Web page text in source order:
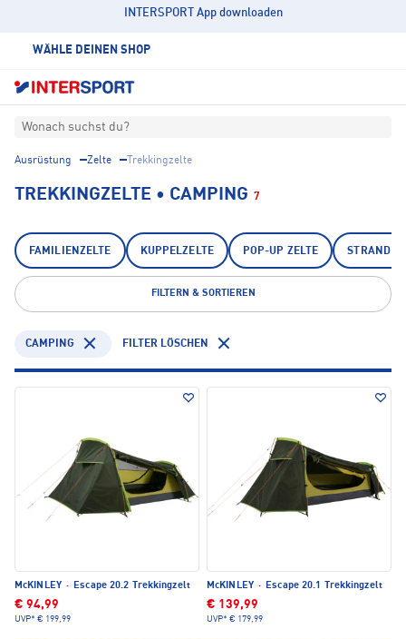
INTERSPORT App downloaden
WÄHLE DEINEN SHOP
Wonach suchst du?
Ausrüstung Zelte Trekkingzelte
TREKKINGZELTE • CAMPING 7
FAMILIENZELTE KUPPELZELTE POP-UP ZELTE
FILTERN & SORTIEREN
CAMPING FILTER LÖSCHEN
McKINLEY · Escape 20.2 Trekkingzelt
€ 94,99
UVP* € 199,99
McKINLEY · Escape 20.1 Trekkingzelt
€ 139,99
UVP* € 179,99